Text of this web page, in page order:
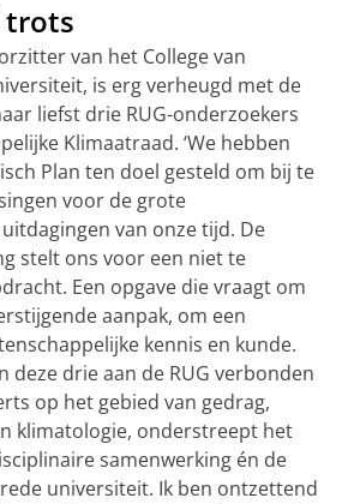
trots
van het College van
is erg verheugd met de
liefst drie RUG-onderzoekers
Klimaatraad. ‘We hebben
Plan ten doel gesteld om bij te
voor de grote
van onze tijd. De
stelt ons voor een niet te
Een opgave die vraagt om
aanpak, om een
kennis en kunde.
deze drie aan de RUG verbonden
op het gebied van gedrag,
klimatologie, onderstreept het
samenwerking én de
universiteit. Ik ben ontzettend